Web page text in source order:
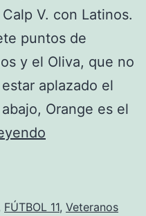
V. con Latinos.
puntos de
y el Oliva, que no
aplazado el
Orange es el
líder
FÚTBOL 11, Veteranos